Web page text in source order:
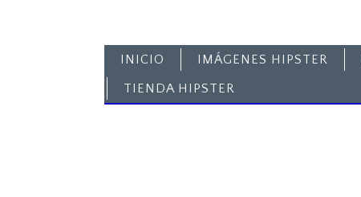
INICIO IMÁGENES HIPSTER
TIENDA HIPSTER